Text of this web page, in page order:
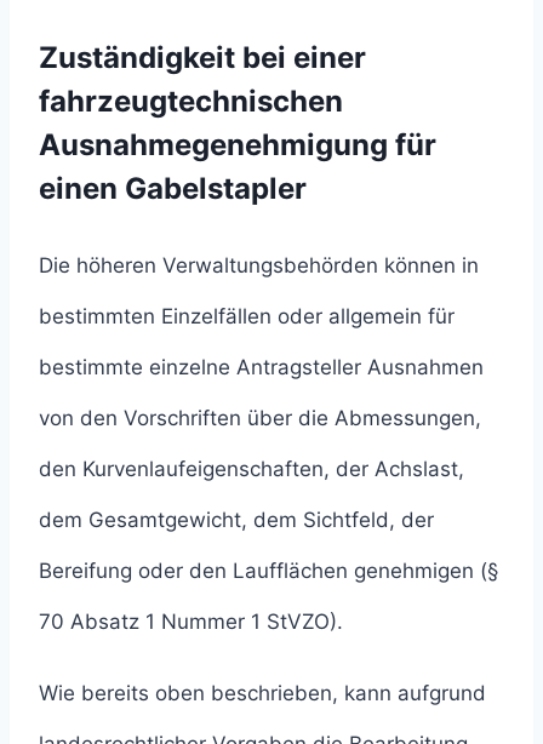
Zuständigkeit bei einer
fahrzeugtechnischen
Ausnahmegenehmigung für
einen Gabelstapler
Die höheren Verwaltungsbehörden können in
bestimmten Einzelfällen oder allgemein für
bestimmte einzelne Antragsteller Ausnahmen
von den Vorschriften über die Abmessungen,
den Kurvenlaufeigenschaften, der Achslast,
dem Gesamtgewicht, dem Sichtfeld, der
Bereifung oder den Laufflächen genehmigen (§
70 Absatz 1 Nummer 1 StVZO).
Wie bereits oben beschrieben, kann aufgrund